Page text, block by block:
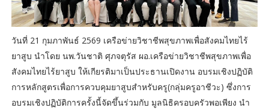
วันที่ 21 กุมภาพันธ์ 2569 เครือข่ายวิชาชีพสุขภาพเพื่อสังคมไทยไร้
ยาสูบ นำโดย นพ.วันชาติ ศุภจตุรัส ผอ.เครือข่ายวิชาชีพสุขภาพเพื่อ
สังคมไทยไร้ยาสูบ ให้เกียรติมาเป็นประธานเปิดงาน อบรมเชิงปฏิบัติ
การหลักสูตรเพื่อการควบคุมยาสูบสำหรับครู(กลุ่มครูอาชีวะ) ซึ่งการ
อบรมเชิงปฏิบัติการครั้งนี้จัดขึ้นร่วมกับ มูลนิธิครอบครัวพอเพียง นำ